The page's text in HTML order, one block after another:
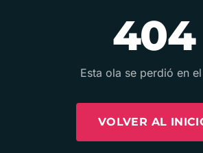
404
Esta ola se perdió en
VOLVER AL